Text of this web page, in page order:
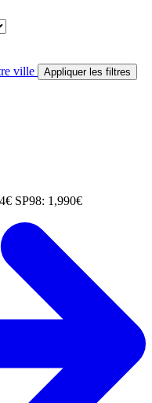
ville Appliquer les filtres
SP98: 1,990€